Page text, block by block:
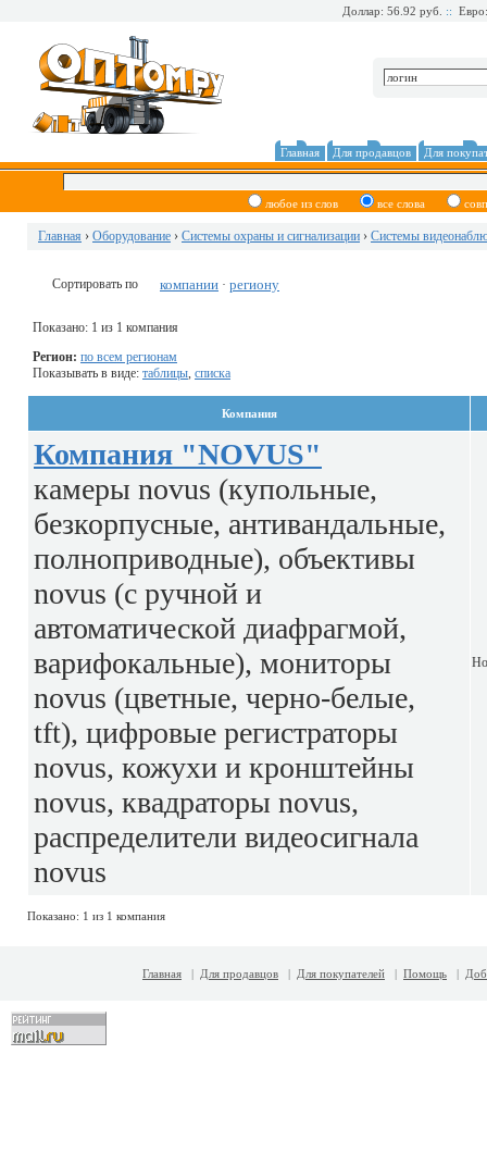
Доллар: 56.92 руб. ::
Главная Для продавцов Для
любое из слов все слова
Главная › Оборудование › Системы охраны и сигнализации › Системы
Сортировать по компании · региону
Показано: 1 из 1 компания
Регион: по всем регионам
Показывать в виде: таблицы, списка
Компания
Компания "NOVUS"
камеры novus (купольные,
безкорпусные, антивандальные,
полноприводные), объективы
novus (с ручной и
автоматической диафрагмой,
варифокальные), мониторы
novus (цветные, черно-белые,
tft), цифровые регистраторы
novus, кожухи и кронштейны
novus, квадраторы novus,
распределители видеосигнала
novus
Показано: 1 из 1 компания
Главная | Для продавцов | Для покупателей | Помощь |